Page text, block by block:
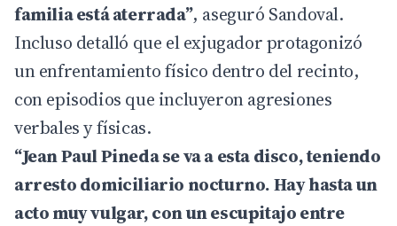
familia está aterrada”, aseguró Sandoval.
Incluso detalló que el exjugador protagonizó
un enfrentamiento físico dentro del recinto,
con episodios que incluyeron agresiones
verbales y físicas.
“Jean Paul Pineda se va a esta disco, teniendo
arresto domiciliario nocturno. Hay hasta un
acto muy vulgar, con un escupitajo entre